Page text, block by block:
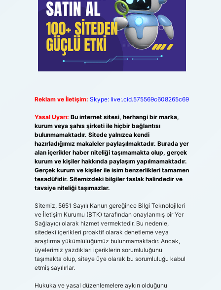
Reklam ve İletişim: Skype: live:.cid.575569c608265c69
Yasal Uyarı: Bu internet sitesi, herhangi bir marka,
kurum veya şahıs şirketi ile hiçbir bağlantısı
bulunmamaktadır. Sitede yalnızca kendi
hazırladığımız makaleler paylaşılmaktadır. Burada yer
alan içerikler haber niteliği taşımamakta olup, gerçek
kurum ve kişiler hakkında paylaşım yapılmamaktadır.
Gerçek kurum ve kişiler ile isim benzerlikleri tamamen
tesadüfidir. Sitemizdeki bilgiler taslak halindedir ve
tavsiye niteliği taşımazlar.
Sitemiz, 5651 Sayılı Kanun gereğince Bilgi Teknolojileri
ve İletişim Kurumu (BTK) tarafından onaylanmış bir Yer
Sağlayıcı olarak hizmet vermektedir. Bu nedenle,
sitedeki içerikleri proaktif olarak denetleme veya
araştırma yükümlülüğümüz bulunmamaktadır. Ancak,
üyelerimiz yazdıkları içeriklerin sorumluluğunu
taşımakta olup, siteye üye olarak bu sorumluluğu kabul
etmiş sayılırlar.
Hukuka ve yasal düzenlemelere aykırı olduğunu